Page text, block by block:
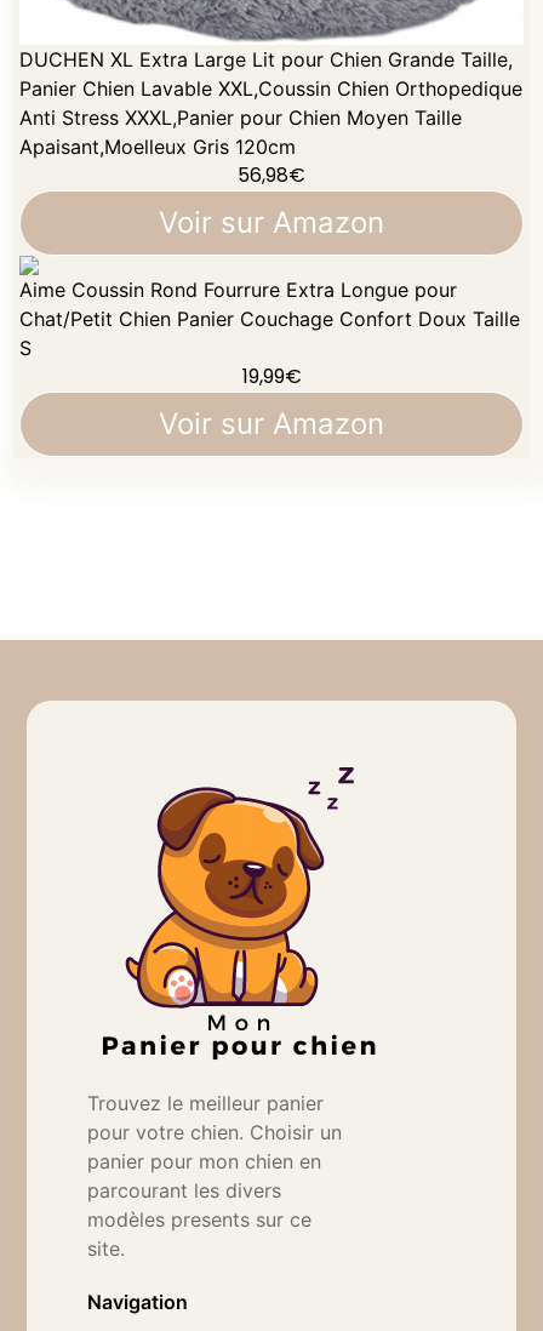
DUCHEN XL Extra Large Lit pour Chien Grande Taille,
Panier Chien Lavable XXL,Coussin Chien Orthopedique
Anti Stress XXXL,Panier pour Chien Moyen Taille
Apaisant,Moelleux Gris 120cm
56,98€
Voir sur Amazon
Aime Coussin Rond Fourrure Extra Longue pour
Chat/Petit Chien Panier Couchage Confort Doux Taille
S
19,99€
Voir sur Amazon
Trouvez le meilleur panier
pour votre chien. Choisir un
panier pour mon chien en
parcourant les divers
modèles presents sur ce
site.
Navigation